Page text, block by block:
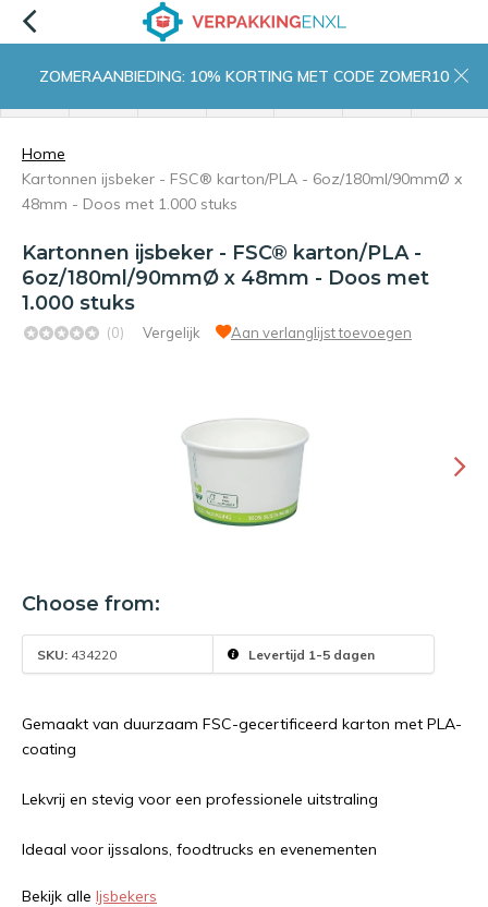
ZOMERAANBIEDING: 10% KORTING MET CODE ZOMER10
Home
Kartonnen ijsbeker - FSC® karton/PLA - 6oz/180ml/90mmØ x
48mm - Doos met 1.000 stuks
Kartonnen ijsbeker - FSC® karton/PLA -
6oz/180ml/90mmØ x 48mm - Doos met
1.000 stuks
(0) Vergelijk Aan verlanglijst toevoegen
Choose from:
SKU: 434220 Levertijd 1-5 dagen
Gemaakt van duurzaam FSC-gecertificeerd karton met PLA-
coating
Lekvrij en stevig voor een professionele uitstraling
Ideaal voor ijssalons, foodtrucks en evenementen
Bekijk alle Ijsbekers